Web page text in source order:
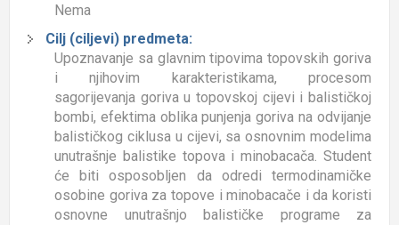
Nema
Cilj (ciljevi) predmeta:
Upoznavanje sa glavnim tipovima topovskih goriva
i njihovim karakteristikama, procesom
sagorijevanja goriva u topovskoj cijevi i balističkoj
bombi, efektima oblika punjenja goriva na odvijanje
balističkog ciklusa u cijevi, sa osnovnim modelima
unutrašnje balistike topova i minobacača. Student
će biti osposobljen da odredi termodinamičke
osobine goriva za topove i minobacače i da koristi
osnovne unutrašnjo balističke programe za